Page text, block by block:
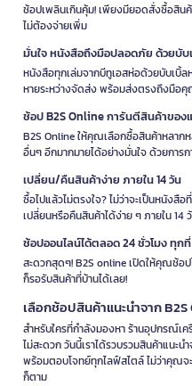
ช้อปเพลินเกินคุ้ม! เพียงมียอดสั่งซื้อสิน
ไม่ต้องจ่ายเพิ่ม
มั่นใจ หนังสือถึงมือปลอดภัย ด้วยบับ
หนังสือทุกเล่มจากบีทูเอสห่อด้วยบับเบิ้
หายระหว่างจัดส่ง พร้อมส่งตรงถึงมื
ช้อป B2S Online การันตีสินค้าของ
B2S Online ให้คุณเลือกซื้อสินค้าหลาก
อื่นๆ อีกมากมายได้อย่างมั่นใจ ด้วยการ
เปลี่ยน/คืนสินค้าง่าย ภายใน 14 วัน
ซื้อไปแล้วไม่ตรงใจ? ไม่ว่าจะเป็นหนัง
เปลี่ยนหรือคืนสินค้าได้ง่าย ๆ ภายใน 14
ช้อปออนไลน์ได้ตลอด 24 ชั่วโมง ทุกที่
สะดวกสุดๆ! B2S online เปิดให้คุณช้อ
ก็รอรับสินค้าที่บ้านได้เลย!
เลือกช้อปสินค้าแนะนำจาก
สำหรับใครที่กำลังมองหา ร้านอุปกรณ์เ
ไม่สะดวก วันนี้เราได้รวบรวมสินค้าแนะ
พร้อมตอบโจทย์ทุกไลฟ์สไตล์ ไม่ว่าคุณ
ก็ตาม